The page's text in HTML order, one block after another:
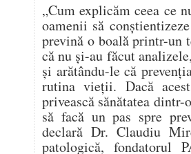
„Cum explicăm ceea ce
oamenii să
prevină o boală printr-un
că nu și-au făcut
și arătându-le că
rutina vieții. Dacă
privească sănătatea
să facă un pas spre
declară Dr. Claudiu
patologică, fondatorul